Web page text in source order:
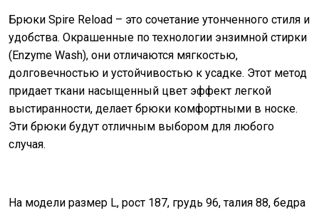
Брюки Spire Reload – это сочетание утонченного стиля и
удобства. Окрашенные по технологии энзимной стирки
(Enzyme Wash), они отличаются мягкостью,
долговечностью и устойчивостью к усадке. Этот метод
придает ткани насыщенный цвет эффект легкой
выстиранности, делает брюки комфортными в носке.
Эти брюки будут отличным выбором для любого
случая.
На модели размер L, рост 187, грудь 96, талия 88, бедра